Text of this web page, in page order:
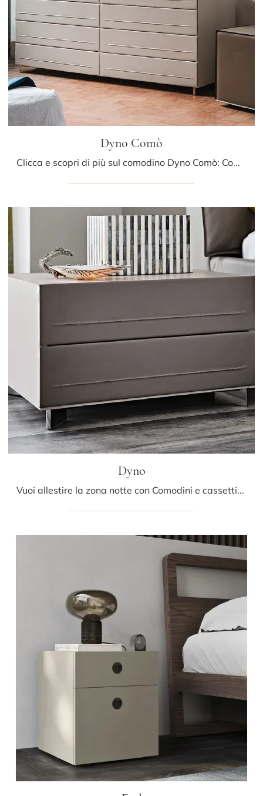
Dyno Comò
Clicca e scopri di più sul comodino Dyno Comò: Comodini e cassettiere di Cattelan Italia sono ideali per spazi design.
Dyno
Vuoi allestire la zona notte con Comodini e cassettiere di Cattelan Italia? Eccoti il modello Dyno in pelle per spazi design.